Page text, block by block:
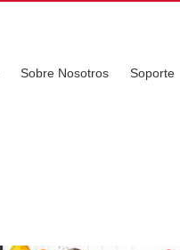
Sobre Nosotros Soporte